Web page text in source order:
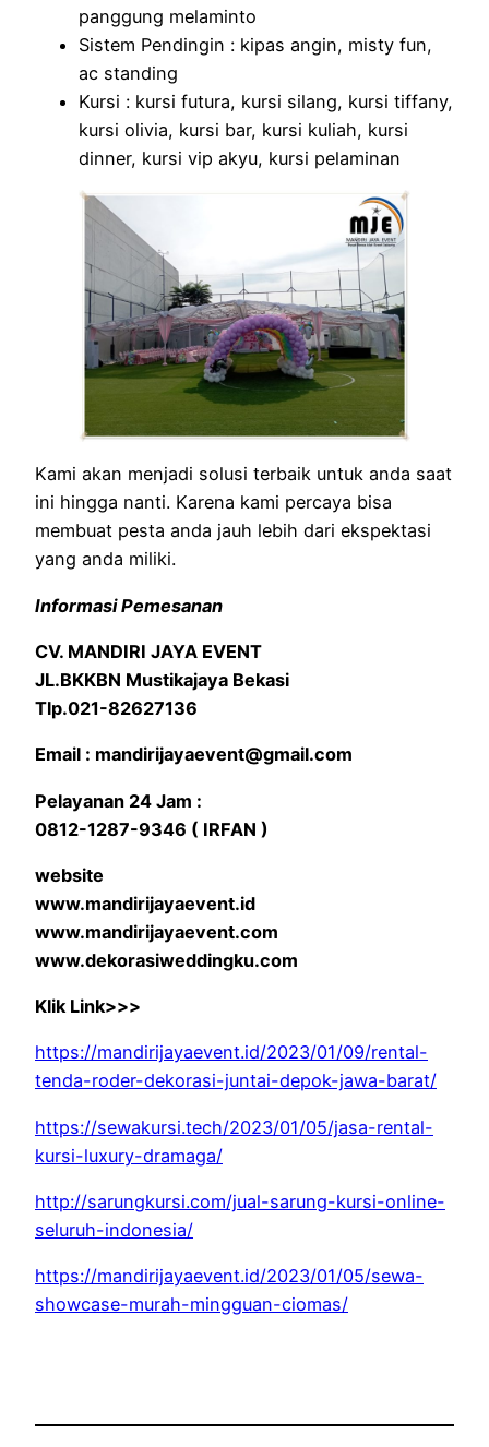
panggung melaminto
Sistem Pendingin : kipas angin, misty fun,
ac standing
Kursi : kursi futura, kursi silang, kursi tiffany,
kursi olivia, kursi bar, kursi kuliah, kursi
dinner, kursi vip akyu, kursi pelaminan
Kami akan menjadi solusi terbaik untuk anda saat
ini hingga nanti. Karena kami percaya bisa
membuat pesta anda jauh lebih dari ekspektasi
yang anda miliki.
Informasi Pemesanan
CV. MANDIRI JAYA EVENT
JL.BKKBN Mustikajaya Bekasi
Tlp.021-82627136
Email : mandirijayaevent@gmail.com
Pelayanan 24 Jam :
0812-1287-9346 ( IRFAN )
website
www.mandirijayaevent.id
www.mandirijayaevent.com
www.dekorasiweddingku.com
Klik Link>>>
https://mandirijayaevent.id/2023/01/09/rental-
tenda-roder-dekorasi-juntai-depok-jawa-barat/
https://sewakursi.tech/2023/01/05/jasa-rental-
kursi-luxury-dramaga/
http://sarungkursi.com/jual-sarung-kursi-online-
seluruh-indonesia/
https://mandirijayaevent.id/2023/01/05/sewa-
showcase-murah-mingguan-ciomas/